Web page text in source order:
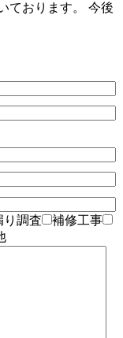
ております。 今後
り調査
補修工事